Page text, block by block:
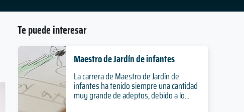
Te puede interesar
Maestro de Jardín de infantes
La carrera de Maestro de Jardín de
infantes ha tenido siempre una cantidad
muy grande de adeptos, debido a lo...